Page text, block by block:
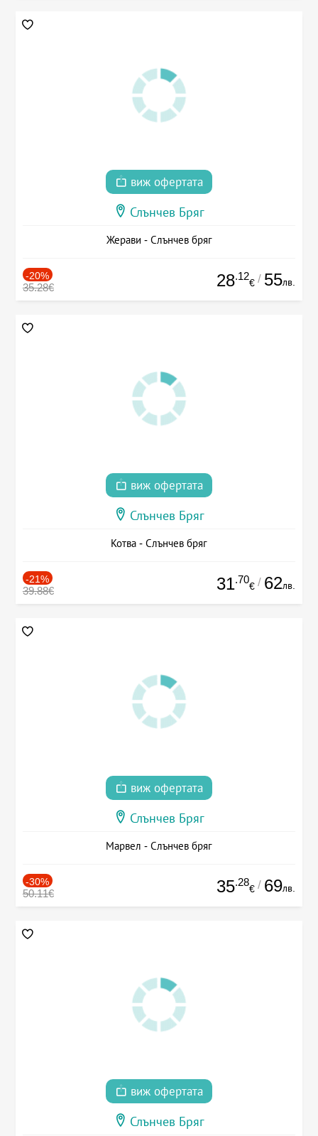
виж офертата
Слънчев Бряг
Жерави - Слънчев бряг
-20%
35.28€ 28.12
€ / 55лв.
виж офертата
Слънчев Бряг
Котва - Слънчев бряг
-21%
39.88€ 31.70
€ / 62лв.
виж офертата
Слънчев Бряг
Марвел - Слънчев бряг
-30%
50.11€ 35.28
€ / 69лв.
виж офертата
Слънчев Бряг